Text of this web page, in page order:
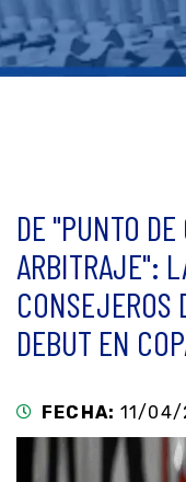
DE "PUNTO
ARBITRAJE":
CONSEJEROS
DEBUT EN
FECHA: 11/